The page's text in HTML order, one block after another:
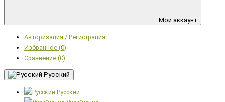
Мой аккаунт
Авторизация / Регистрация
Избранное (0)
Сравнение (0)
Русский
Русский